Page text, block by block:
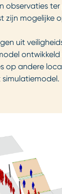
observaties
zijn mogelijke
uit
op andere